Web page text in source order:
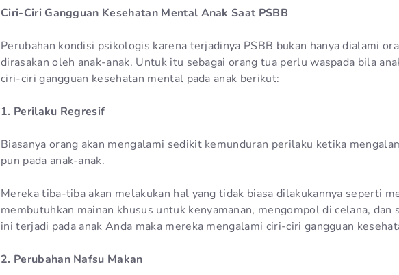
Ciri-Ciri Gangguan Kesehatan Mental Anak Saat PSBB
Perubahan kondisi psikologis karena terjadinya PSBB bukan hanya dialami
dirasakan oleh anak-anak. Untuk itu sebagai orang tua perlu waspada bila
ciri-ciri gangguan kesehatan mental pada anak berikut:
1. Perilaku Regresif
Biasanya orang akan mengalami sedikit kemunduran perilaku ketika
pun pada anak-anak.
Mereka tiba-tiba akan melakukan hal yang tidak biasa dilakukannya seperti
membutuhkan mainan khusus untuk kenyamanan, mengompol di celana, dan
ini terjadi pada anak Anda maka mereka mengalami ciri-ciri gangguan
2. Perubahan Nafsu Makan